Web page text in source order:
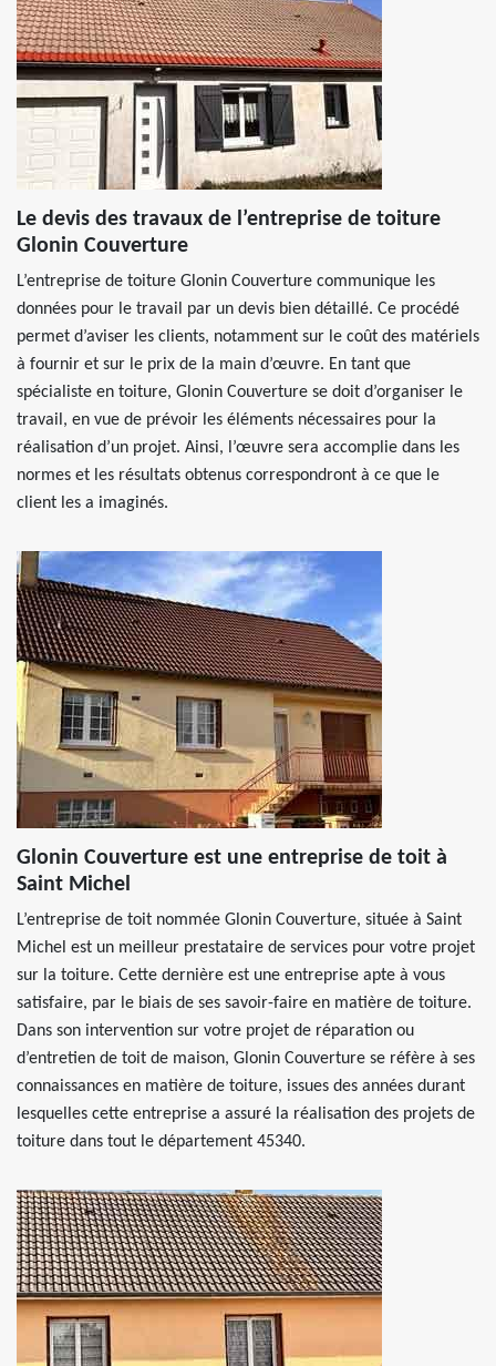
Le devis des travaux de l’entreprise de toiture
Glonin Couverture
L’entreprise de toiture Glonin Couverture communique les
données pour le travail par un devis bien détaillé. Ce procédé
permet d’aviser les clients, notamment sur le coût des matériels
à fournir et sur le prix de la main d’œuvre. En tant que
spécialiste en toiture, Glonin Couverture se doit d’organiser le
travail, en vue de prévoir les éléments nécessaires pour la
réalisation d’un projet. Ainsi, l’œuvre sera accomplie dans les
normes et les résultats obtenus correspondront à ce que le
client les a imaginés.
Glonin Couverture est une entreprise de toit à
Saint Michel
L’entreprise de toit nommée Glonin Couverture, située à Saint
Michel est un meilleur prestataire de services pour votre projet
sur la toiture. Cette dernière est une entreprise apte à vous
satisfaire, par le biais de ses savoir-faire en matière de toiture.
Dans son intervention sur votre projet de réparation ou
d’entretien de toit de maison, Glonin Couverture se réfère à ses
connaissances en matière de toiture, issues des années durant
lesquelles cette entreprise a assuré la réalisation des projets de
toiture dans tout le département 45340.